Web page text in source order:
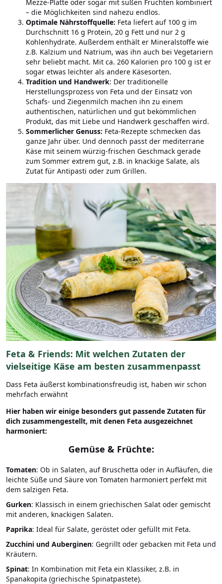
Mezze-Platte oder sogar mit süßen Früchten kombiniert
– die Möglichkeiten sind nahezu endlos.
Optimale Nährstoffquelle: Feta liefert auf 100 g im
Durchschnitt 16 g Protein, 20 g Fett und nur 2 g
Kohlenhydrate. Außerdem enthält er Mineralstoffe wie
z.B. Kalzium und Natrium, was ihn auch bei Vegetariern
sehr beliebt macht. Mit ca. 260 Kalorien pro 100 g ist er
sogar etwas leichter als andere Käsesorten.
Tradition und Handwerk: Der traditionelle
Herstellungsprozess von Feta und der Einsatz von
Schafs- und Ziegenmilch machen ihn zu einem
authentischen, natürlichen und gut bekömmlichen
Produkt, das mit Liebe und Handwerk geschaffen wird.
Sommerlicher Genuss: Feta-Rezepte schmecken das
ganze Jahr über. Und dennoch passt der mediterrane
Käse mit seinem würzig-frischen Geschmack gerade
zum Sommer extrem gut, z.B. in knackige Salate, als
Zutat für Antipasti oder zum Grillen.
Feta & Friends: Mit welchen Zutaten der
vielseitige Käse am besten zusammenpasst
Dass Feta äußerst kombinationsfreudig ist, haben wir schon
mehrfach erwähnt
Hier haben wir einige besonders gut passende Zutaten für
dich zusammengestellt, mit denen Feta ausgezeichnet
harmoniert:
Gemüse & Früchte:
Tomaten: Ob in Salaten, auf Bruschetta oder in Aufläufen, die
leichte Süße und Säure von Tomaten harmoniert perfekt mit
dem salzigen Feta.
Gurken: Klassisch in einem griechischen Salat oder gemischt
mit anderen, knackigen Salaten.
Paprika: Ideal für Salate, geröstet oder gefüllt mit Feta.
Zucchini und Auberginen: Gegrillt oder gebacken mit Feta und
Kräutern.
Spinat: In Kombination mit Feta ein Klassiker, z.B. in
Spanakopita (griechische Spinatpastete).